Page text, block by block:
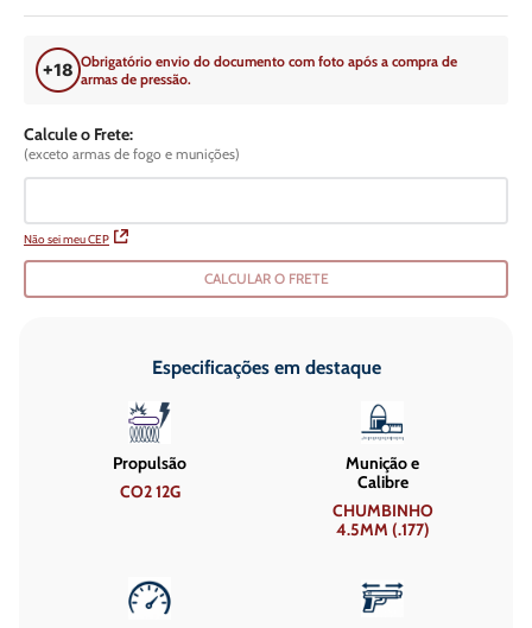
Obrigatório envio do documento com foto após a compra de
armas de pressão.
Calcule o Frete:
(exceto armas de fogo e munições)
Não sei meu CEP
CALCULAR O FRETE
Especificações em destaque
Propulsão
CO2 12G
Munição e
Calibre
CHUMBINHO
4.5MM (.177)